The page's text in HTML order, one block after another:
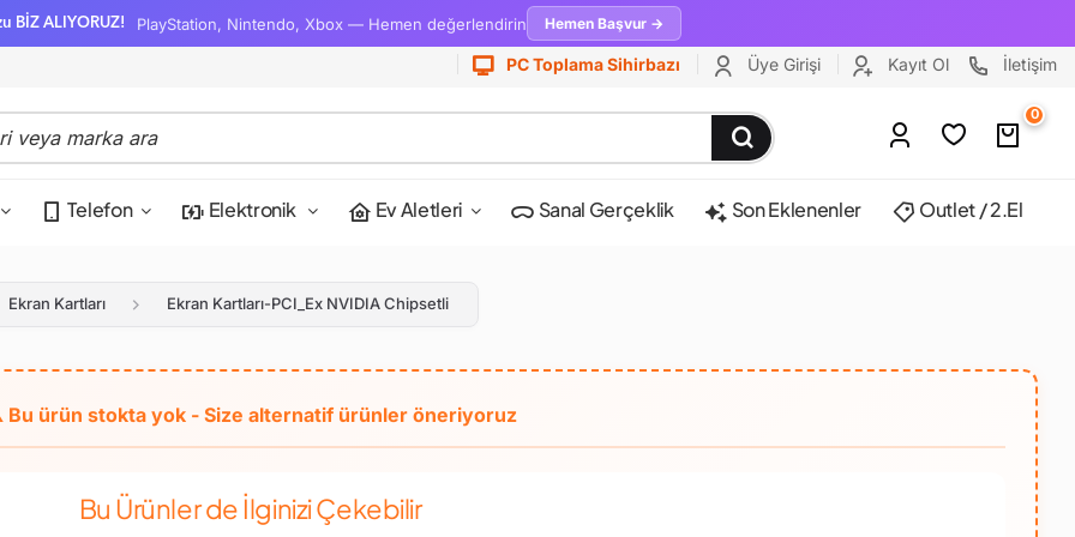
BİZ ALIYORUZ! PlayStation, Nintendo, Xbox — Hemen değerlendirin Hemen Başvur →
PC Toplama Sihirbazı Üye Girişi Kayıt Ol İletişim
0
Telefon Elektronik Ev Aletleri Sanal Gerçeklik Son Eklenenler Outlet / 2.El
Ekran Kartları Ekran Kartları-PCI_Ex NVIDIA Chipsetli
Bu Ürünler de İlginizi Çekebilir